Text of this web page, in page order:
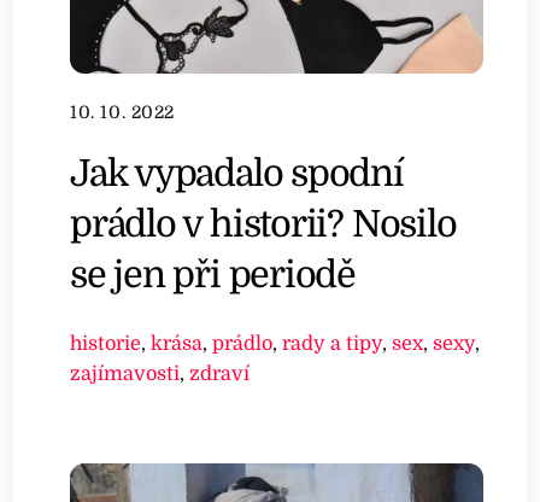
10. 10. 2022
Jak vypadalo spodní
prádlo v historii? Nosilo
se jen při periodě
historie,krása,prádlo,rady a tipy,sex,sexy,
zajímavosti, zdraví